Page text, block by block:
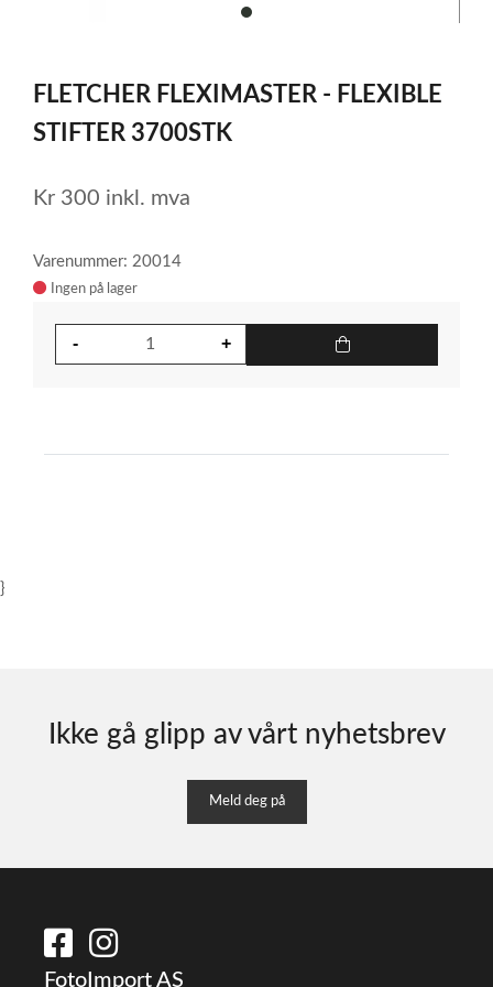
item
of
1
FLETCHER FLEXIMASTER - FLEXIBLE
STIFTER 3700STK
Kr 300 inkl. mva
Varenummer: 20014
Ingen på lager
}
Ikke gå glipp av vårt nyhetsbrev
Meld deg på
FotoImport AS